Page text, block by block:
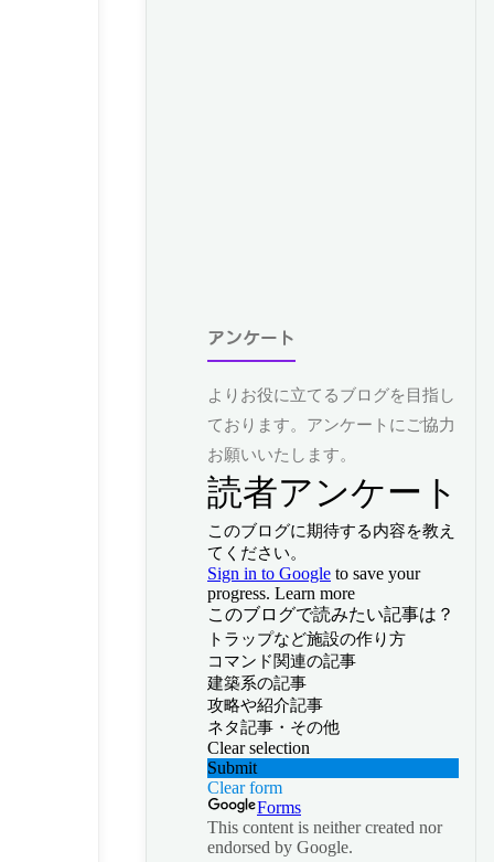
アンケート
よりお役に立てるブログを目指し
ております。アンケートにご協力
お願いいたします。